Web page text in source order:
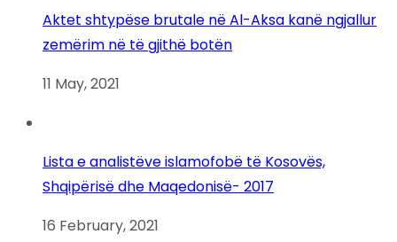
Aktet shtypëse brutale në Al-Aksa kanë ngjallur
zemërim në të gjithë botën
11 May, 2021
Lista e analistëve islamofobë të Kosovës,
Shqipërisë dhe Maqedonisë- 2017
16 February, 2021